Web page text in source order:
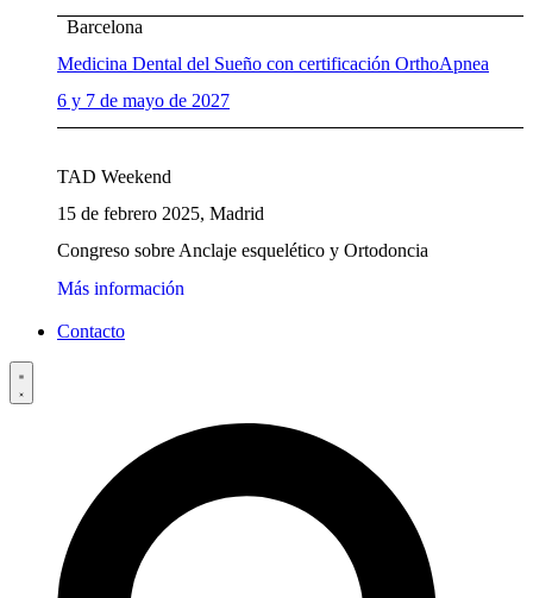
Barcelona
Medicina Dental del Sueño con certificación OrthoApnea
6 y 7 de mayo de 2027
TAD Weekend
15 de febrero 2025, Madrid
Congreso sobre Anclaje esquelético y Ortodoncia
Más información
Contacto